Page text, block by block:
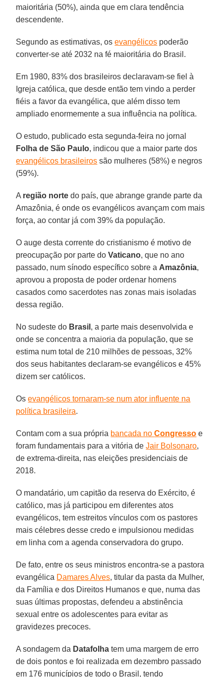
maioritária (50%), ainda que em clara tendência
descendente.
Segundo as estimativas, osevangélicos poderão
converter-se até 2032 na fé maioritária do Brasil.
Em 1980, 83% dos brasileiros declaravam-se fiel à
Igreja católica, que desde então tem vindo a perder
fiéis a favor da evangélica, que além disso tem
ampliado enormemente a sua influência na política.
O estudo, publicado esta segunda-feira no jornal
Folha de São Paulo, indicou que a maior parte dos
evangélicos brasileiros são mulheres (58%) e negros
(59%).
A região norte do país, que abrange grande parte da
Amazônia, é onde os evangélicos avançam com mais
força, ao contar já com 39% da população.
O auge desta corrente do cristianismo é motivo de
preocupação por parte doVaticano, que no ano
passado, num sínodo específico sobre a Amazônia,
aprovou a proposta de poder ordenar homens
casados como sacerdotes nas zonas mais isoladas
dessa região.
No sudeste do Brasil , a parte mais desenvolvida e
onde se concentra a maioria da população, que se
estima num total de 210 milhões de pessoas, 32%
dos seus habitantes declaram-se evangélicos e 45%
dizem ser católicos.
Osevangélicos tornaram-se num ator influente na
política brasileira.
Contam com a sua própria bancada noCongresso e
foram fundamentais para a vitória deJair Bolsonaro,
de extrema-direita, nas eleições presidenciais de
2018.
O mandatário, um capitão da reserva do Exército, é
católico, mas já participou em diferentes atos
evangélicos, tem estreitos vínculos com os pastores
mais célebres desse credo e impulsionou medidas
em linha com a agenda conservadora do grupo.
De fato, entre os seus ministros encontra-se a pastora
evangélica Damares Alves, titular da pasta da Mulher,
da Família e dos Direitos Humanos e que, numa das
suas últimas propostas, defendeu a abstinência
sexual entre os adolescentes para evitar as
gravidezes precoces.
A sondagem da Datafolha tem uma margem de erro
de dois pontos e foi realizada em dezembro passado
em 176 municípios de todo o Brasil, tendo